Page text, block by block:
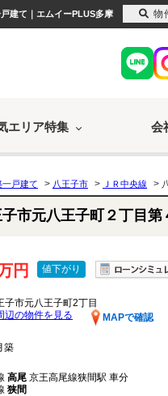
建て｜エムイーPLUS多摩
エリア特集 会
一戸建て > 八王子市 > ＪＲ中央線 >
子市元八王子町２丁目
円 値下がり
子市元八王子町2丁目
MAPで確認
辺の物件を見る
築
高尾 京王高尾線狭間駅 車分
狭間
物